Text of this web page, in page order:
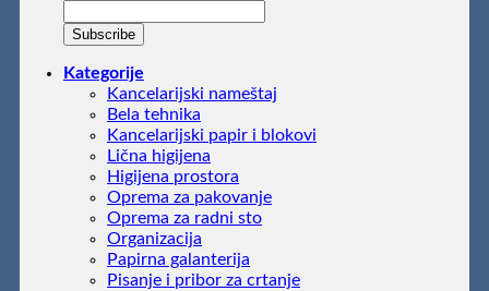
Kategorije
Kancelarijski nameštaj
Bela tehnika
Kancelarijski papir i blokovi
Lična higijena
Higijena prostora
Oprema za pakovanje
Oprema za radni sto
Organizacija
Papirna galanterija
Pisanje i pribor za crtanje